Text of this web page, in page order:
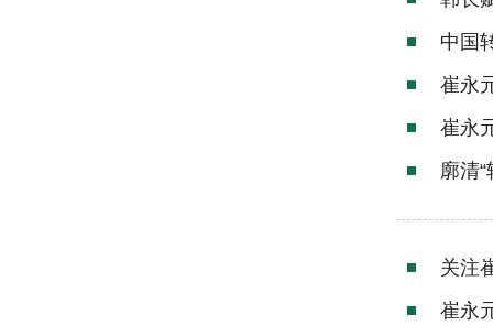
中国
崔永
崔永
廓清
关注
崔永